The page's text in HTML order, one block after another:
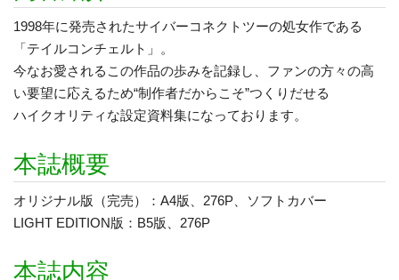
1998年に発売されたサイバーコネクトツーの処女作である
「テイルコンチェルト」。
今なお愛されるこの作品の歩みを記録し、ファンの方々の高
い要望に応えるため“制作者だからこそ”つくりだせる
ハイクオリティな設定資料集になっております。
本誌概要
オリジナル版（完売）：A4版、276P、ソフトカバー
LIGHT EDITION版：B5版、276P
本誌内容